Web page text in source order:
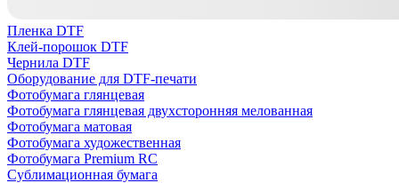
Пленка DTF
Клей-порошок DTF
Чернила DTF
Оборудование для DTF-печати
Фотобумага глянцевая
Фотобумага глянцевая двухсторонняя мелованная
Фотобумага матовая
Фотобумага художественная
Фотобумага Premium RC
Сублимационная бумага